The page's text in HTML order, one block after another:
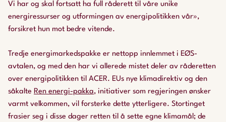
Vi har og skal fortsatt ha full råderett til våre unike
energiressurser og utformingen av energipolitikken vår»,
forsikret hun mot bedre vitende.
Tredje energimarkedspakke er nettopp innlemmet i EØS-
avtalen, og med den har vi allerede mistet deler av råderetten
over energipolitikken til ACER. EUs nye klimadirektiv og den
såkalte Ren energi-pakka, initiativer som regjeringen ønsker
varmt velkommen, vil forsterke dette ytterligere. Stortinget
frasier seg i disse dager retten til å sette egne klimamål; de